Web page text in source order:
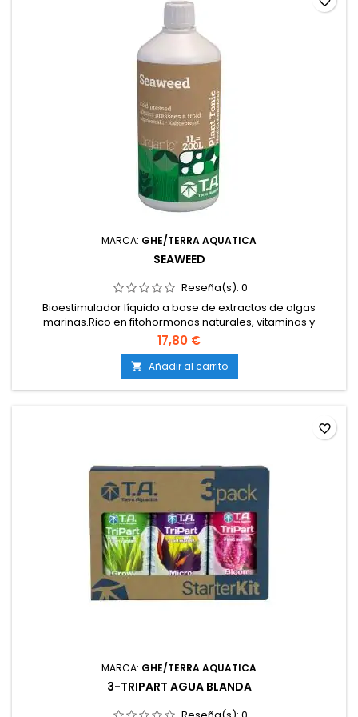
MARCA: GHE/TERRA AQUATICA
SEAWEED
Reseña(s): 0
Bioestimulador líquido a base de extractos de algas
marinas.Rico en fitohormonas naturales, vitaminas y
oligoelementos.Estimula el crecimiento, la resistencia y la
floración.Refuerza la tolerancia al estrés ambiental y
fisiológico.Apto para cultivos orgánicos y sostenibles.
17,80 €
 Añadir al carrito
MARCA: GHE/TERRA AQUATICA
3-TRIPART AGUA BLANDA
favorite_border